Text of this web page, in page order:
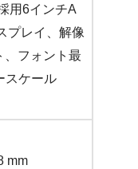
用6インチA
プレイ、解像
、フォント最
スケール
mm